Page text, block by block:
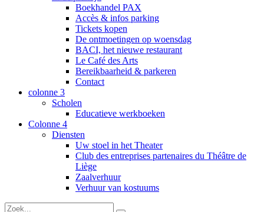
Boekhandel PAX
Accès & infos parking
Tickets kopen
De ontmoetingen op woensdag
BACI, het nieuwe restaurant
Le Café des Arts
Bereikbaarheid & parkeren
Contact
colonne 3
Scholen
Educatieve werkboeken
Colonne 4
Diensten
Uw stoel in het Theater
Club des entreprises partenaires du Théâtre de
Liège
Zaalverhuur
Verhuur van kostuums